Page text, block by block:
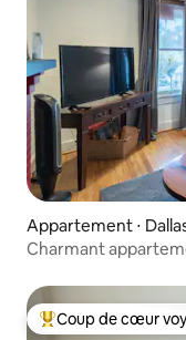
Appartement ⋅
Charmant
Coups de cœur
Coup de cœur